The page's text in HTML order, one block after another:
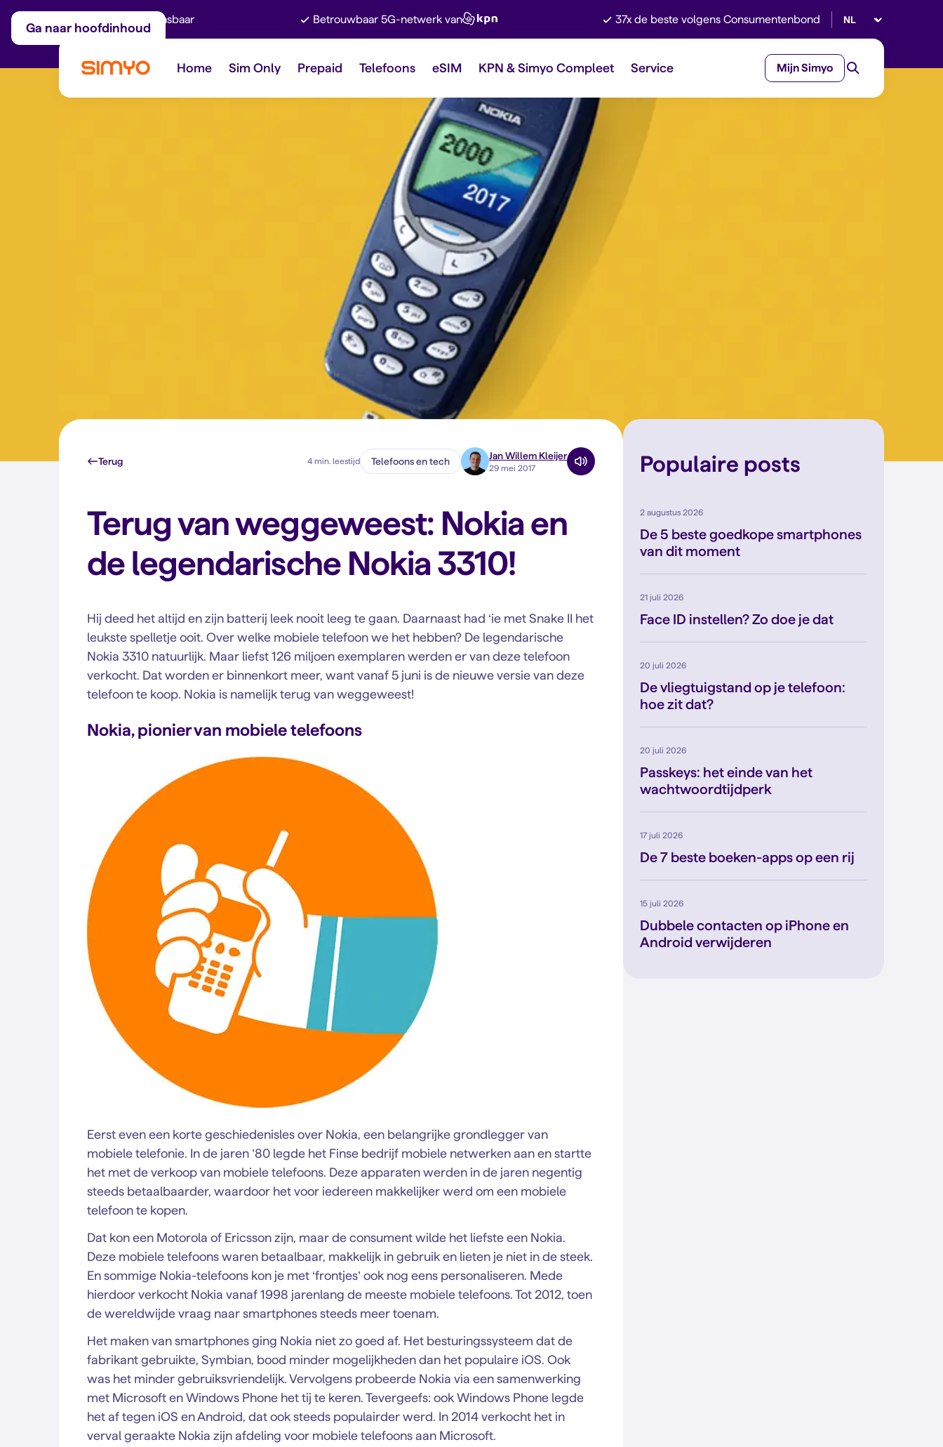
Ga naar hoofdinhoud
Maandelijks aanpasbaar Betrouwbaar 5G-netwerk van 37x de beste volgens Consumentenbond Selecteer taal
Home Sim Only Prepaid Telefoons eSIM KPN & Simyo Compleet Service Mijn Simyo
Terug 4 min. leestijd Telefoons en tech Jan Willem Kleijer
29 mei 2017
Terug van weggeweest: Nokia en
de legendarische Nokia 3310!
Hij deed het altijd en zijn batterij leek nooit leeg te gaan. Daarnaast had ‘ie met Snake II het
leukste spelletje ooit. Over welke mobiele telefoon we het hebben? De legendarische
Nokia 3310 natuurlijk. Maar liefst 126 miljoen exemplaren werden er van deze telefoon
verkocht. Dat worden er binnenkort meer, want vanaf 5 juni is de nieuwe versie van deze
telefoon te koop. Nokia is namelijk terug van weggeweest!
Nokia, pionier van mobiele telefoons
Eerst even een korte geschiedenisles over Nokia, een belangrijke grondlegger van
mobiele telefonie. In de jaren ’80 legde het Finse bedrijf mobiele netwerken aan en startte
het met de verkoop van mobiele telefoons. Deze apparaten werden in de jaren negentig
steeds betaalbaarder, waardoor het voor iedereen makkelijker werd om een mobiele
telefoon te kopen.
Dat kon een Motorola of Ericsson zijn, maar de consument wilde het liefste een Nokia.
Deze mobiele telefoons waren betaalbaar, makkelijk in gebruik en lieten je niet in de steek.
En sommige Nokia-telefoons kon je met ‘frontjes’ ook nog eens personaliseren. Mede
hierdoor verkocht Nokia vanaf 1998 jarenlang de meeste mobiele telefoons. Tot 2012, toen
de wereldwijde vraag naar smartphones steeds meer toenam.
Het maken van smartphones ging Nokia niet zo goed af. Het besturingssysteem dat de
fabrikant gebruikte, Symbian, bood minder mogelijkheden dan het populaire iOS. Ook
was het minder gebruiksvriendelijk. Vervolgens probeerde Nokia via een samenwerking
met Microsoft en Windows Phone het tij te keren. Tevergeefs: ook Windows Phone legde
het af tegen iOS en Android, dat ook steeds populairder werd. In 2014 verkocht het in
verval geraakte Nokia zijn afdeling voor mobiele telefoons aan Microsoft.
Populaire posts
2 augustus 2026
De 5 beste goedkope smartphones
van dit moment
21 juli 2026
Face ID instellen? Zo doe je dat
20 juli 2026
De vliegtuigstand op je telefoon:
hoe zit dat?
20 juli 2026
Passkeys: het einde van het
wachtwoordtijdperk
17 juli 2026
De 7 beste boeken-apps op een rij
15 juli 2026
Dubbele contacten op iPhone en
Android verwijderen